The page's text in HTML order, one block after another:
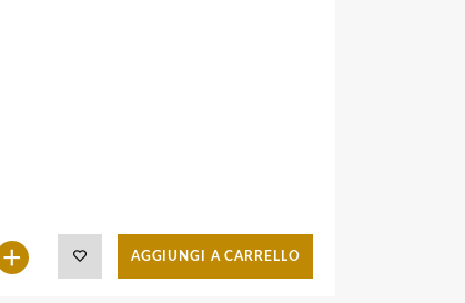
+ AGGIUNGI A CARRELLO